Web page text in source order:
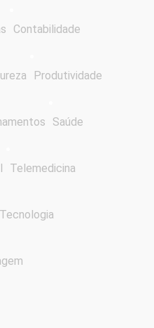
Contabilidade
Produtividade
Saúde
Telemedicina
Tecnologia